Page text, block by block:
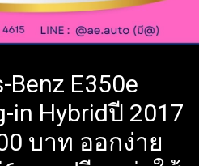
Benz E350e
in Hybridปี 2017
บาท ออกง่าย